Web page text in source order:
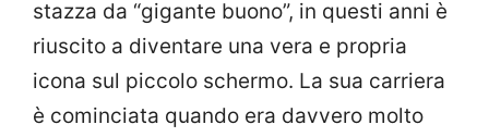
stazza da “gigante buono”, in questi anni è
riuscito a diventare una vera e propria
icona sul piccolo schermo. La sua carriera
è cominciata quando era davvero molto